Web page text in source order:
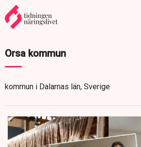
Orsa kommun
kommun i Dalarnas län, Sverige